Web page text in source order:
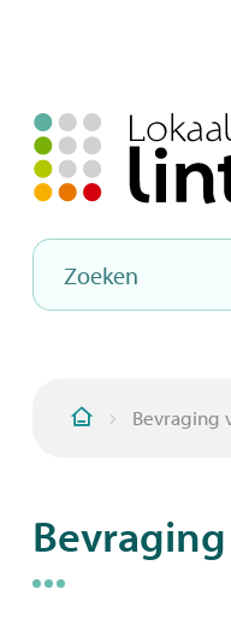
Hoe
kunnen
we
Bevraging